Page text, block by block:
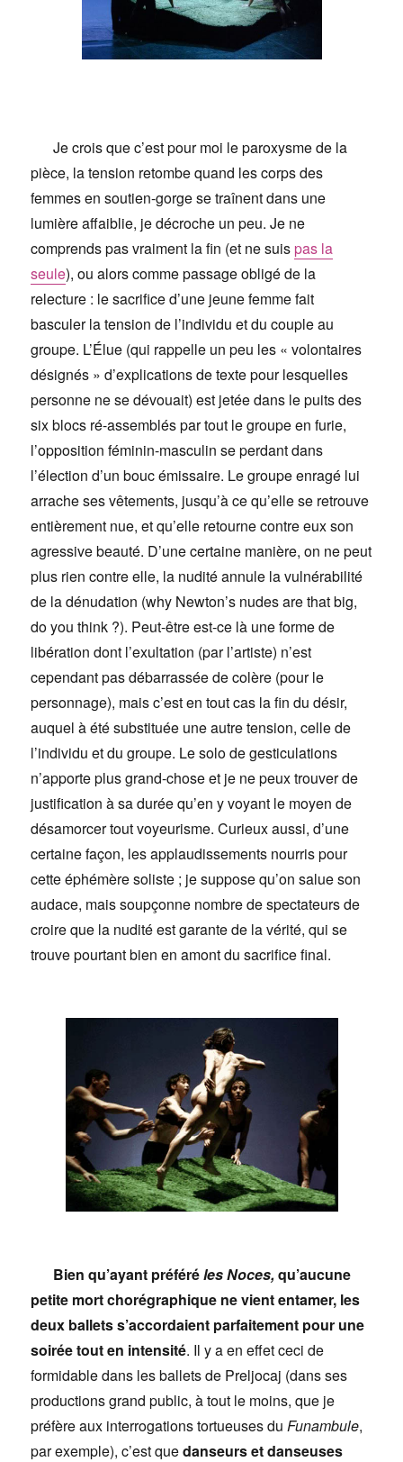
Je crois que c’est pour moi le paroxysme de la
pièce, la tension retombe quand les corps des
femmes en soutien-gorge se traînent dans une
lumière affaiblie, je décroche un peu. Je ne
comprends pas vraiment la fin (et ne suispas la
seule), ou alors comme passage obligé de la
relecture : le sacrifice d’une jeune femme fait
basculer la tension de l’individu et du couple au
groupe. L’Élue (qui rappelle un peu les « volontaires
désignés » d’explications de texte pour lesquelles
personne ne se dévouait) est jetée dans le puits des
six blocs ré-assemblés par tout le groupe en furie,
l’opposition féminin-masculin se perdant dans
l’élection d’un bouc émissaire. Le groupe enragé lui
arrache ses vêtements, jusqu’à ce qu’elle se retrouve
entièrement nue, et qu’elle retourne contre eux son
agressive beauté. D’une certaine manière, on ne peut
plus rien contre elle, la nudité annule la vulnérabilité
de la dénudation (why Newton’s nudes are that big,
do you think ?). Peut-être est-ce là une forme de
libération dont l’exultation (par l’artiste) n’est
cependant pas débarrassée de colère (pour le
personnage), mais c’est en tout cas la fin du désir,
auquel à été substituée une autre tension, celle de
l’individu et du groupe. Le solo de gesticulations
n’apporte plus grand-chose et je ne peux trouver de
justification à sa durée qu’en y voyant le moyen de
désamorcer tout voyeurisme. Curieux aussi, d’une
certaine façon, les applaudissements nourris pour
cette éphémère soliste ; je suppose qu’on salue son
audace, mais soupçonne nombre de spectateurs de
croire que la nudité est garante de la vérité, qui se
trouve pourtant bien en amont du sacrifice final.
Bien qu’ayant préféréles Noces,qu’aucune
petite mort chorégraphique ne vient entamer, les
deux ballets s’accordaient parfaitement pour une
soirée tout en intensité. Il y a en effet ceci de
formidable dans les ballets de Preljocaj (dans ses
productions grand public, à tout le moins, que je
préfère aux interrogations tortueuses duFunambule,
par exemple), c’est quedanseurs et danseuses